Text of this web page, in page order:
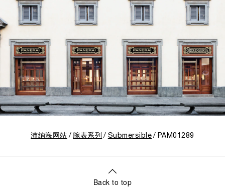
沛纳海网站 腕表系列 Submersible PAM01289
Back to top